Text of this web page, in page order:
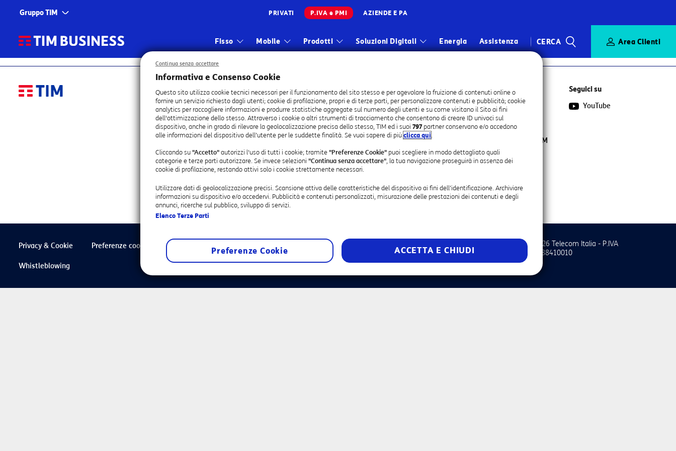
Gruppo TIM
Corporate Servizi
TIM Business
TIM Enterprise
Sparkle
PRIVATI P.IVA e PMI AZIENDE E PA
Fisso Mobile Prodotti Soluzioni Digitali Energia Assistenza CERCA Area Clienti
Informazioni Utili
TIM Green – Sostenibilità
Rimborsi fatturazione 28
giorni clienti rete fissa
Digital Service Act (Reg. UE
2022/2065)
Carta dei Servizi
Trasparenza Tariffaria
Trasparenza Tecnica
I vantaggi dell’Area Clienti
Trasloco e subentro linea
fissa
Furto e Smarrimento
Smartphone
Apri una segnalazione per
la tua linea
telefoniche
Strumenti veloci
Scarica l’app TIM BUSINESS
Scarica l'app TIM MODEM
Come domiciliare la fattura
Come pagare la fattura
Come verificare i consumi
Trova agente
Diventa Partner
Chatta con Angie,
l’Assistente Virtuale di TIM
Seguici su
YouTube
Privacy & Cookie Preferenze cookie Dichiarazione di accessibilità Contatti Informazioni per i Clienti
Whistleblowing
©2026 Telecom Italia - P.IVA
00488410010
CERCA
Fibra fino a 2.5 Giga, chiamate illimitate e modem incluso
SIM con 150 Giga e minuti illimitati
Smartphone Apple e Samsung con Protezione Kasko inclusa
Numero Verde e Numero Ripartito Business: la soluzione per attivare un Numero Verde
App TIM BUSINESS per gestire le tue linee
Segnala un problema tecnico sulla tua linea fissa
Informativa e Consenso Cookie
Questo sito utilizza cookie tecnici necessari per il funzionamento del sito stesso e per agevolare la fruizione di contenuti online o
fornire un servizio richiesto dagli utenti; cookie di profilazione, propri e di terze parti, per personalizzare contenuti e pubblicità; cookie
analytics per raccogliere informazioni e produrre statistiche aggregate sul numero degli utenti e su come visitano il Sito ai fini
dell'ottimizzazione dello stesso. Attraverso i cookie o altri strumenti di tracciamento che consentono di creare ID univoci sul
dispositivo, anche in grado di rilevare la geolocalizzazione precisa dello stesso, TIM ed i suoi 797partner conservano e/o accedono
alle informazioni del dispositivo dell’utente per le suddette finalità. Se vuoi sapere di più clicca qui.
Cliccando su "Accetto" autorizzi l'uso di tutti i cookie; tramite "Preferenze Cookie" puoi scegliere in modo dettagliato quali
categorie e terze parti autorizzare. Se invece selezioni "Continua senza accettare", la tua navigazione proseguirà in assenza dei
cookie di profilazione, restando attivi solo i cookie strettamente necessari.
Utilizzare dati di geolocalizzazione precisi. Scansione attiva delle caratteristiche del dispositivo ai fini dell’identificazione. Archiviare
informazioni su dispositivo e/o accedervi. Pubblicità e contenuti personalizzati, misurazione delle prestazioni dei contenuti e degli
annunci, ricerche sul pubblico, sviluppo di servizi.
Elenco Terze Parti
Preferenze Cookie ACCETTA E CHIUDI
Continua senza accettare